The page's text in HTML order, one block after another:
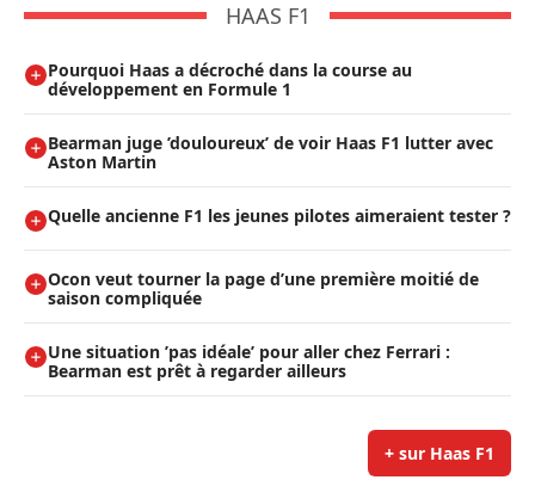
HAAS F1
Pourquoi Haas a décroché dans la course au
développement en Formule 1
Bearman juge ’douloureux’ de voir Haas F1 lutter avec
Aston Martin
Quelle ancienne F1 les jeunes pilotes aimeraient tester ?
Ocon veut tourner la page d’une première moitié de
saison compliquée
Une situation ’pas idéale’ pour aller chez Ferrari :
Bearman est prêt à regarder ailleurs
+ sur Haas F1